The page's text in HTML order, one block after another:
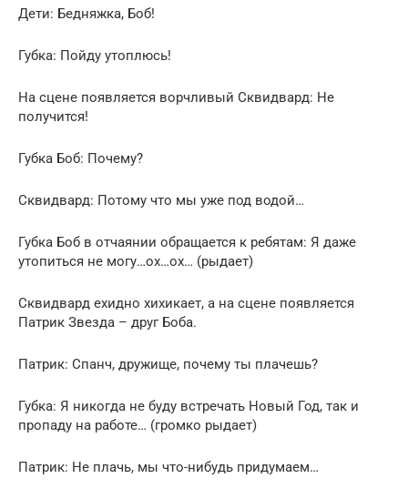
Дети: Бедняжка, Боб!
Губка: Пойду утоплюсь!
На сцене появляется ворчливый Сквидвард: Не
получится!
Губка Боб: Почему?
Сквидвард: Потому что мы уже под водой…
Губка Боб в отчаянии обращается к ребятам: Я даже
утопиться не могу…ох…ох… (рыдает)
Сквидвард ехидно хихикает, а на сцене появляется
Патрик Звезда – друг Боба.
Патрик: Спанч, дружище, почему ты плачешь?
Губка: Я никогда не буду встречать Новый Год, так и
пропаду на работе… (громко рыдает)
Патрик: Не плачь, мы что-нибудь придумаем…